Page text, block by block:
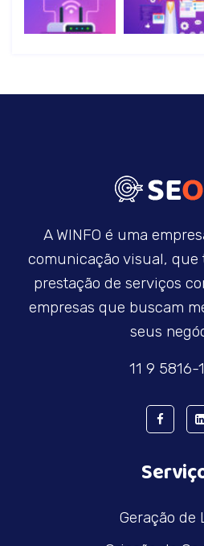
A WINFO é uma
comunicação visual, que
prestação de serviços
empresas que buscam
seus
11 9 5816-
Geração de